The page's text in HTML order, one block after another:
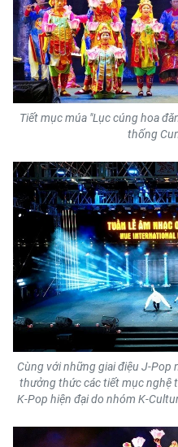
Tiết mục múa "Lục cúng hoa
thống
Cùng với những giai điệu J-Pop
thưởng thức các tiết mục nghệ
K-Pop hiện đại do nhóm K-